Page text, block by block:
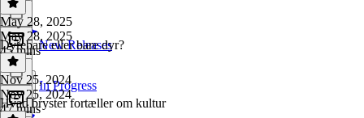
New Releases
In Progress
May 28, 2025
May 28, 2025
45 mins
Dyrebare eller bare dyr?
Nov 25, 2024
Nov 25, 2024
47 mins
Hvad bryster fortæller om kultur